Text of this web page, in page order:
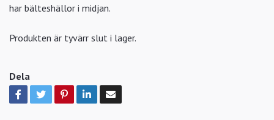
har bälteshällor i midjan.
Produkten är tyvärr slut i lager.
Dela